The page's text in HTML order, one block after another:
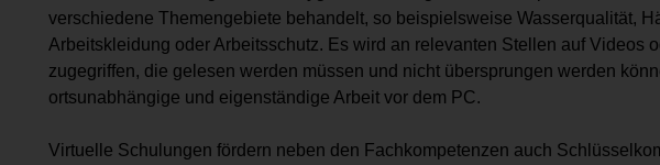
verschiedene Themengebiete behandelt, so beispielsweise Wasserqualität,
Arbeitskleidung oder Arbeitsschutz. Es wird an relevanten Stellen auf Videos
zugegriffen, die gelesen werden müssen und nicht übersprungen werden
ortsunabhängige und eigenständige Arbeit vor dem PC.
Virtuelle Schulungen fördern neben den Fachkompetenzen auch